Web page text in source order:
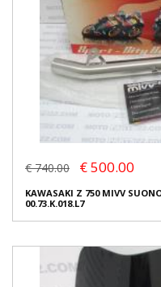
€ 740.00 € 500.00
KAWASAKI Z 750 MIVV
00.73.K.018.L7